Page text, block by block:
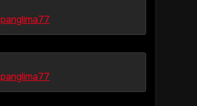
panglima77
panglima77